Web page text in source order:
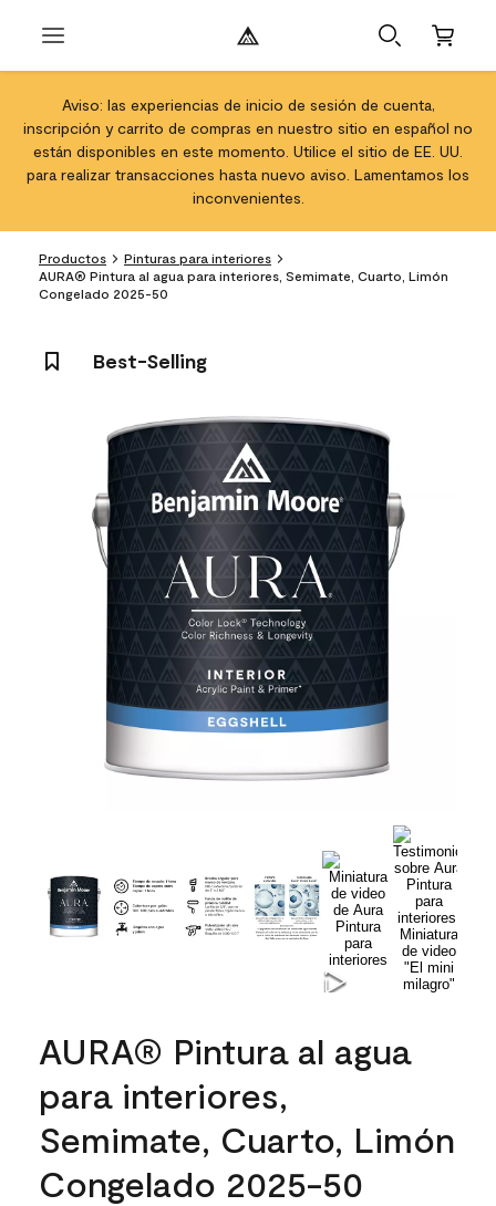
Aviso: las experiencias de inicio de sesión de cuenta,
inscripción y carrito de compras en nuestro sitio en español no
están disponibles en este momento. Utilice el sitio de EE. UU.
para realizar transacciones hasta nuevo aviso. Lamentamos los
inconvenientes.
Productos
Pinturas para interiores
AURA® Pintura al agua para interiores, Semimate, Cuarto, Limón
Congelado 2025-50
Best-Selling
AURA® Pintura al agua
para interiores,
Semimate, Cuarto, Limón
Congelado 2025-50